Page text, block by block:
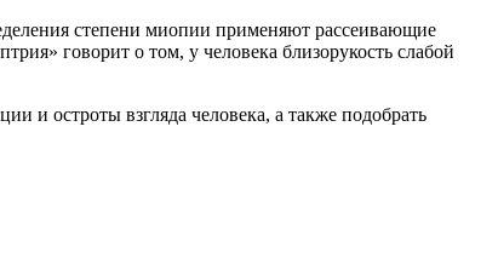
степени миопии применяют рассеивающие
говорит о том, у человека близорукость слабой
и остроты взгляда человека, а также подобрать